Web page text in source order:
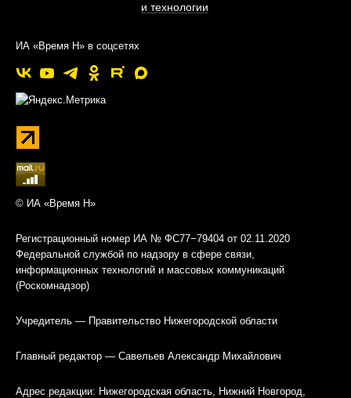
и технологии
ИА «Время Н» в соцсетях
© ИА «Время Н»
Регистрационный номер ИА № ФС77−79404 от 02.11.2020
Федеральной службой по надзору в сфере связи,
информационных технологий и массовых коммуникаций
(Роскомнадзор)
Учредитель — Правительство Нижегородской области
Главный редактор — Савельев Александр Михайлович
Адрес редакции: Нижегородская область, Нижний Новгород,